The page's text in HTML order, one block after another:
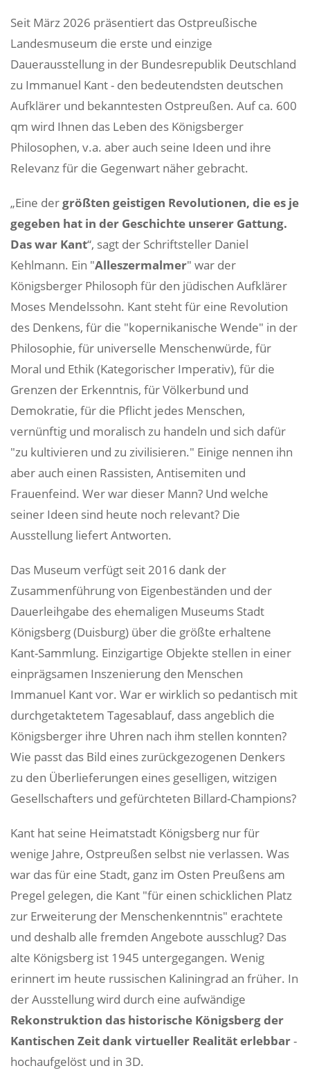
Seit März 2026 präsentiert das Ostpreußische
Landesmuseum die erste und einzige
Dauerausstellung in der Bundesrepublik Deutschland
zu Immanuel Kant - den bedeutendsten deutschen
Aufklärer und bekanntesten Ostpreußen. Auf ca. 600
qm wird Ihnen das Leben des Königsberger
Philosophen, v.a. aber auch seine Ideen und ihre
Relevanz für die Gegenwart näher gebracht.
„Eine dergrößten geistigen Revolutionen, die es je
gegeben hat in der Geschichte unserer Gattung.
Das war Kant“, sagt der Schriftsteller Daniel
Kehlmann. Ein "Alleszermalmer" war der
Königsberger Philosoph für den jüdischen Aufklärer
Moses Mendelssohn. Kant steht für eine Revolution
des Denkens, für die "kopernikanische Wende" in der
Philosophie, für universelle Menschenwürde, für
Moral und Ethik (Kategorischer Imperativ), für die
Grenzen der Erkenntnis, für Völkerbund und
Demokratie, für die Pflicht jedes Menschen,
vernünftig und moralisch zu handeln und sich dafür
"zu kultivieren und zu zivilisieren." Einige nennen ihn
aber auch einen Rassisten, Antisemiten und
Frauenfeind. Wer war dieser Mann? Und welche
seiner Ideen sind heute noch relevant? Die
Ausstellung liefert Antworten.
Das Museum verfügt seit 2016 dank der
Zusammenführung von Eigenbeständen und der
Dauerleihgabe des ehemaligen Museums Stadt
Königsberg (Duisburg) über die größte erhaltene
Kant-Sammlung. Einzigartige Objekte stellen in einer
einprägsamen Inszenierung den Menschen
Immanuel Kant vor. War er wirklich so pedantisch mit
durchgetaktetem Tagesablauf, dass angeblich die
Königsberger ihre Uhren nach ihm stellen konnten?
Wie passt das Bild eines zurückgezogenen Denkers
zu den Überlieferungen eines geselligen, witzigen
Gesellschafters und gefürchteten Billard-Champions?
Kant hat seine Heimatstadt Königsberg nur für
wenige Jahre, Ostpreußen selbst nie verlassen. Was
war das für eine Stadt, ganz im Osten Preußens am
Pregel gelegen, die Kant "für einen schicklichen Platz
zur Erweiterung der Menschenkenntnis" erachtete
und deshalb alle fremden Angebote ausschlug? Das
alte Königsberg ist 1945 untergegangen. Wenig
erinnert im heute russischen Kaliningrad an früher. In
der Ausstellung wird durch eine aufwändige
Rekonstruktion das historische Königsberg der
Kantischen Zeit dank virtueller Realität erlebbar-
hochaufgelöst und in 3D.